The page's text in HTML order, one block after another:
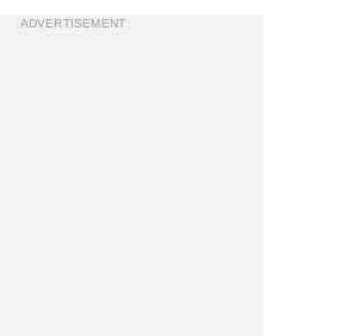
ADVERTISEMENT